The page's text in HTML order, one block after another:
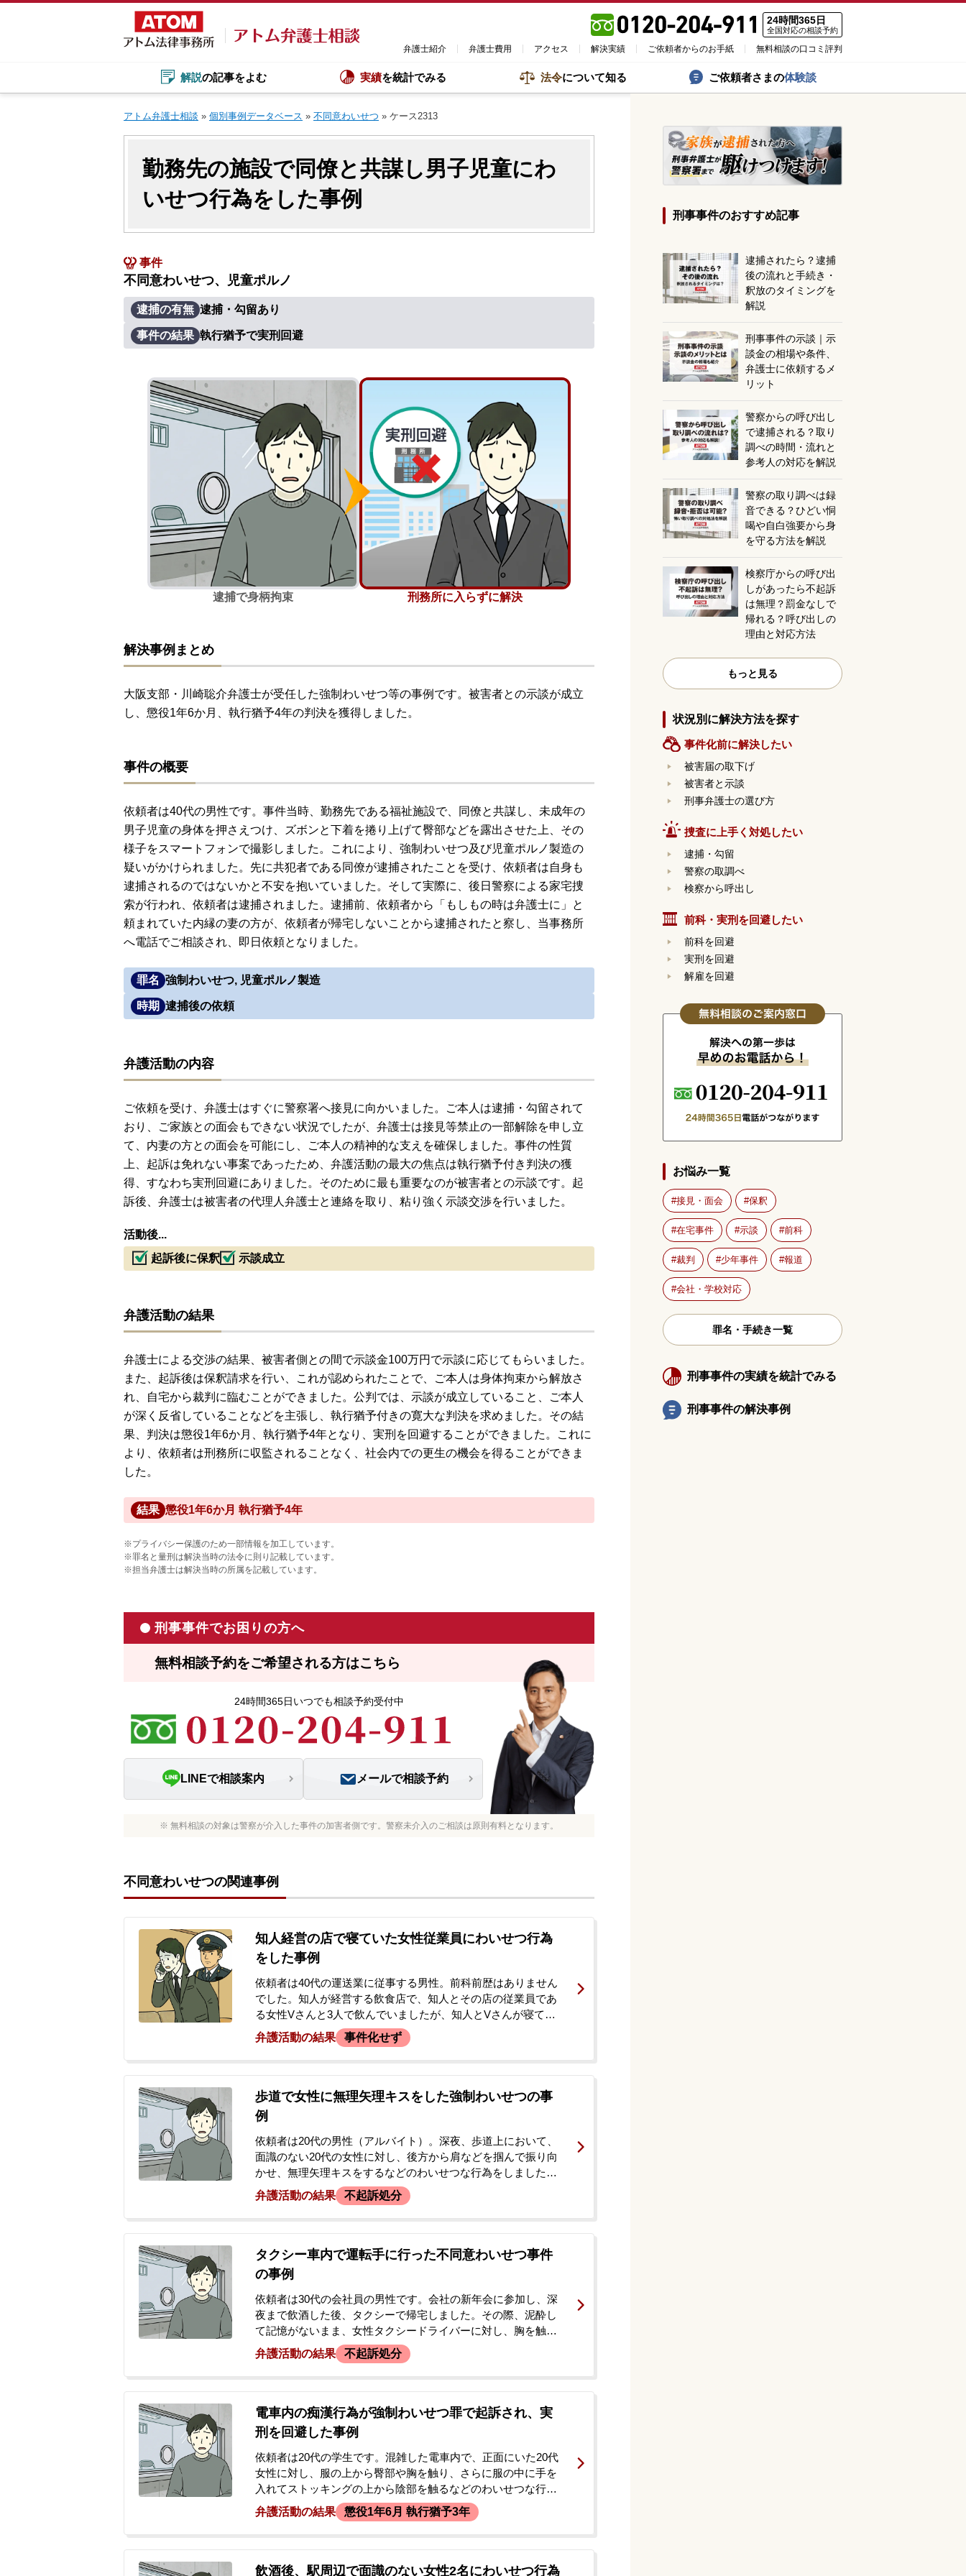
Skip
24時間365日
全国対応の相談予約
弁護士紹介 弁護士費用 アクセス 解決実績 ご依頼者からのお手紙 無料相談の口コミ評判
解説の記事をよむ 実績を統計でみる 法令について知る ご依頼者さまの体験談
アトム弁護士相談 » 個別事例データベース » 不同意わいせつ » ケース2313
勤務先の施設で同僚と共謀し男子児童にわ
いせつ行為をした事例
事件
不同意わいせつ、児童ポルノ
逮捕の有無 逮捕・勾留あり
事件の結果 執行猶予で実刑回避
逮捕で身柄拘束 刑務所に入らずに解決
解決事例まとめ
大阪支部・川崎聡介弁護士が受任した強制わいせつ等の事例です。被害者との示談が成立
し、懲役1年6か月、執行猶予4年の判決を獲得しました。
事件の概要
依頼者は40代の男性です。事件当時、勤務先である福祉施設で、同僚と共謀し、未成年の
男子児童の身体を押さえつけ、ズボンと下着を捲り上げて臀部などを露出させた上、その
様子をスマートフォンで撮影しました。これにより、強制わいせつ及び児童ポルノ製造の
疑いがかけられました。先に共犯者である同僚が逮捕されたことを受け、依頼者は自身も
逮捕されるのではないかと不安を抱いていました。そして実際に、後日警察による家宅捜
索が行われ、依頼者は逮捕されました。逮捕前、依頼者から「もしもの時は弁護士に」と
頼まれていた内縁の妻の方が、依頼者が帰宅しないことから逮捕されたと察し、当事務所
へ電話でご相談され、即日依頼となりました。
罪名 強制わいせつ, 児童ポルノ製造
時期 逮捕後の依頼
弁護活動の内容
ご依頼を受け、弁護士はすぐに警察署へ接見に向かいました。ご本人は逮捕・勾留されて
おり、ご家族との面会もできない状況でしたが、弁護士は接見等禁止の一部解除を申し立
て、内妻の方との面会を可能にし、ご本人の精神的な支えを確保しました。事件の性質
上、起訴は免れない事案であったため、弁護活動の最大の焦点は執行猶予付き判決の獲
得、すなわち実刑回避にありました。そのために最も重要なのが被害者との示談です。起
訴後、弁護士は被害者の代理人弁護士と連絡を取り、粘り強く示談交渉を行いました。
活動後...
起訴後に保釈
示談成立
弁護活動の結果
弁護士による交渉の結果、被害者側との間で示談金100万円で示談に応じてもらいました。
また、起訴後は保釈請求を行い、これが認められたことで、ご本人は身体拘束から解放さ
れ、自宅から裁判に臨むことができました。公判では、示談が成立していること、ご本人
が深く反省していることなどを主張し、執行猶予付きの寛大な判決を求めました。その結
果、判決は懲役1年6か月、執行猶予4年となり、実刑を回避することができました。これに
より、依頼者は刑務所に収監されることなく、社会内での更生の機会を得ることができま
した。
結果 懲役1年6か月 執行猶予4年
※プライバシー保護のため一部情報を加工しています。
※罪名と量刑は解決当時の法令に則り記載しています。
※担当弁護士は解決当時の所属を記載しています。
刑事事件でお困りの方へ
無料相談予約をご希望される方はこちら
24時間365日いつでも相談予約受付中
LINEで相談案内 メールで相談予約
※ 無料相談の対象は警察が介入した事件の加害者側です。警察未介入のご相談は原則有料となります。
不同意わいせつの関連事例
知人経営の店で寝ていた女性従業員にわいせつ行為
をした事例
依頼者は40代の運送業に従事する男性。前科前歴はありません
でした。知人が経営する飲食店で、知人とその店の従業員であ
る女性Vさんと3人で飲んでいましたが、知人とVさんが寝てし
まった後、依頼者は寝ているVさんの胸や下半身を服の中に手を
入れて触るなどのわいせつ行為に及びました。その様子は店内
の防犯カメラに記録されていました。後日、知人から、Vさんが
警察に被害届を出すと言っており、200万円であれば示談に応じ
るとの意向であると伝えられました。依頼者は解決したいとの
思いから、当事務所へ相談に来られました。
弁護活動の結果 事件化せず
歩道で女性に無理矢理キスをした強制わいせつの事
例
依頼者は20代の男性（アルバイト）。深夜、歩道上において、
面識のない20代の女性に対し、後方から肩などを掴んで振り向
かせ、無理矢理キスをするなどのわいせつな行為をしました。
本件とは別の強制わいせつ事件で逮捕・勾留された後、本件に
ついても捜査が及びました。依頼者には住居侵入や暴行など複
数の余罪があり、この強制わいせつ事件は3件目の事件として扱
われました。逮捕の連絡を受けたご両親が、今後の刑事手続き
や息子の将来を案じ、当事務所にご相談に来られました。
弁護活動の結果 不起訴処分
タクシー車内で運転手に行った不同意わいせつ事件
の事例
依頼者は30代の会社員の男性です。会社の新年会に参加し、深
夜まで飲酒した後、タクシーで帰宅しました。その際、泥酔し
て記憶がないまま、女性タクシードライバーに対し、胸を触っ
たり手にキスをしたりするなどのわいせつな行為に及んだとさ
れます。後日、警察が依頼者の行動を監視しており、自宅から
出勤したところで不同意わいせつ罪の容疑で逮捕されました。
逮捕の連絡を受けた依頼者の妻が、早期の身柄解放と示談交渉
を強く望み、当事務所に相談。逮捕当日に初回接見の依頼をい
ただきました。
弁護活動の結果 不起訴処分
電車内の痴漢行為が強制わいせつ罪で起訴され、実
刑を回避した事例
依頼者は20代の学生です。混雑した電車内で、正面にいた20代
女性に対し、服の上から臀部や胸を触り、さらに服の中に手を
入れてストッキングの上から陰部を触るなどのわいせつな行為
を行いました。降車駅で被害者の女性に腕を掴まれ、振りほど
いて逃げようとしましたが、周囲の乗客に取り押さえられ、現
行犯逮捕されました。逮捕の翌日、ご本人の父親が当事務所へ
相談に来られました。
弁護活動の結果 懲役1年6月 執行猶予3年
飲酒後、駅周辺で面識のない女性2名にわいせつ行為
刑事事件のおすすめ記事
逮捕されたら？逮捕
後の流れと手続き・
釈放のタイミングを
解説
刑事事件の示談｜示
談金の相場や条件、
弁護士に依頼するメ
リット
警察からの呼び出し
で逮捕される？取り
調べの時間・流れと
参考人の対応を解説
警察の取り調べは録
音できる？ひどい恫
喝や自白強要から身
を守る方法を解説
検察庁からの呼び出
しがあったら不起訴
は無理？罰金なしで
帰れる？呼び出しの
理由と対応方法
もっと見る
状況別に解決方法を探す
事件化前に解決したい
被害届の取下げ
被害者と示談
刑事弁護士の選び方
捜査に上手く対処したい
逮捕・勾留
警察の取調べ
検察から呼出し
前科・実刑を回避したい
前科を回避
実刑を回避
解雇を回避
お悩み一覧
接見・面会 保釈
在宅事件 示談 前科
裁判 少年事件 報道
会社・学校対応
罪名・手続き一覧
刑事事件の実績を統計でみる
刑事事件の解決事例